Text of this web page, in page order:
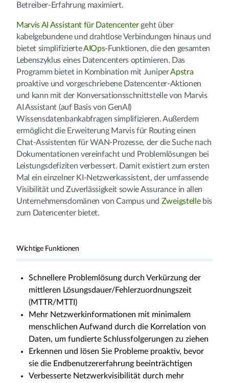
Betreiber-Erfahrung maximiert.
Marvis AI Assistant für Datencentergeht über
kabelgebundene und drahtlose Verbindungen hinaus und
bietet simplifizierteAIOps-Funktionen, die den gesamten
Lebenszyklus eines Datencenters optimieren. Das
Programm bietet in Kombination mit JuniperApstra
proaktive und vorgeschriebene Datencenter-Aktionen
und kann mit der Konversationsschnittstelle von Marvis
AI Assistant (auf Basis von GenAI)
Wissensdatenbankabfragen simplifizieren. Außerdem
ermöglicht die Erweiterung Marvis für Routing einen
Chat-Assistenten für WAN-Prozesse, der die Suche nach
Dokumentationen vereinfacht und Problemlösungen bei
Leistungsdefiziten verbessert. Damit existiert zum ersten
Mal ein einzelner KI-Netzwerkassistent, der umfassende
Visibilität und Zuverlässigkeit sowie Assurance in allen
Unternehmensdomänen von Campus und Zweigstellebis
zum Datencenter bietet.
Wichtige Funktionen
Schnellere Problemlösung durch Verkürzung der
mittleren Lösungsdauer/Fehlerzuordnungszeit
(MTTR/MTTI)
Mehr Netzwerkinformationen mit minimalem
menschlichen Aufwand durch die Korrelation von
Daten, um fundierte Schlussfolgerungen zu ziehen
Erkennen und lösen Sie Probleme proaktiv, bevor
sie die Endbenutzererfahrung beeinträchtigen
Verbesserte Netzwerkvisibilität durch mehr